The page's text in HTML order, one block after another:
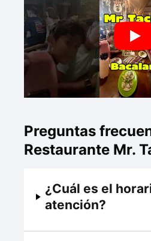
Preguntas
Restaurante Mr.
¿Cuál es el
atención?